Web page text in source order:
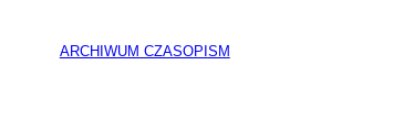
ARCHIWUM CZASOPISM